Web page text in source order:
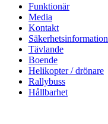
Funktionär
Media
Kontakt
Säkerhetsinformation
Tävlande
Boende
Helikopter / drönare
Rallybuss
Hållbarhet